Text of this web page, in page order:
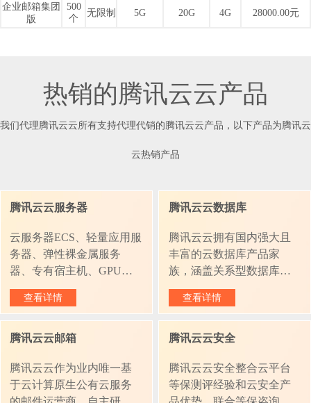
企业邮箱集团
版
500
个
无限制 5G 20G 4G 28000.00元
热销的腾讯云云产品
我们代理腾讯云云所有支持代理代销的腾讯云云产品，以下产品为腾讯云
云热销产品
腾讯云云服务器
云服务器ECS、轻量应用服
务器、弹性裸金属服务
器、专有宿主机、GPU云
服务器、无影云电脑。腾
讯云云提供的弹性可伸缩
的计算服务，助您降低 IT
成本，提升运维效率，使
新。经十一年深厚技术积
淀，腾讯云云弹性计算技
查看详情
腾讯云云数据库
腾讯云云拥有国内强大且
丰富的云数据库产品家
族，涵盖关系型数据库、
非关系型数据库、数据仓
库、数据库生态工具四大
版块，可以为企业数据生
产和集成、实时处理、分
供全链路生命周期的服
务。
查看详情
腾讯云云邮箱
腾讯云云作为业内唯一基
于云计算原生公有云服务
腾讯云云安全
腾讯云云安全整合云平台
等保测评经验和云安全产